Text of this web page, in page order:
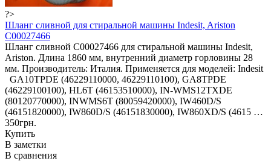
?>
Шланг сливной для стиральной машины Indesit, Ariston
C00027466
Шланг сливной C00027466 для стиральной машины Indesit,
Ariston. Длина 1860 мм, внутренний диаметр горловины 28
мм. Производитель: Италия. Применяется для моделей: Indesit
GA10TPDE (46229110000, 46229110100), GA8TPDE
(46229100100), HL6T (46153510000), IN-WMS12TXDE
(80120770000), INWMS6T (80059420000), IW460D/S
(46151820000), IW860D/S (46151830000), IW860XD/S (4615 …
350грн.
Купить
В заметки
В сравнения